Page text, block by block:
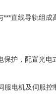
直线导轨组
护，配置光
电机及伺服